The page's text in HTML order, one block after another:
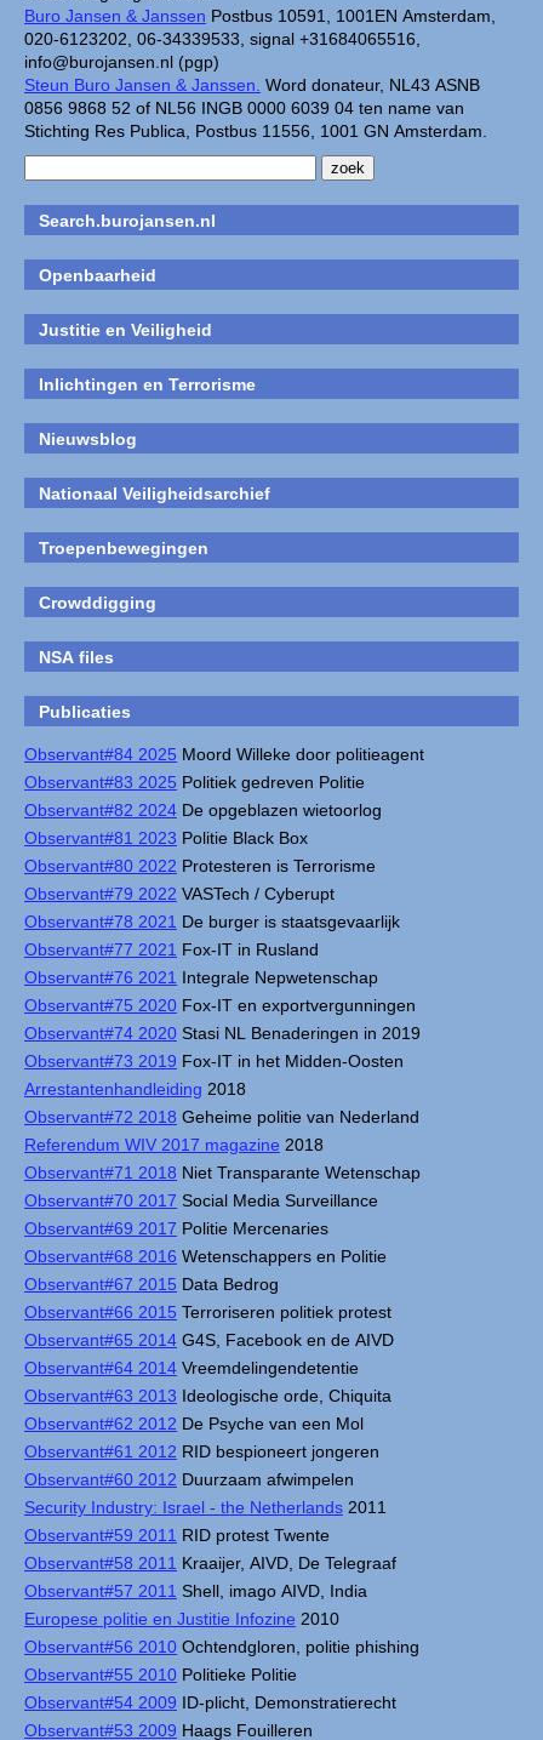
Buro Jansen & Janssen Postbus 10591, 1001EN Amsterdam,
020-6123202, 06-34339533, signal +31684065516,
info@burojansen.nl (pgp)
Steun Buro Jansen & Janssen. Word donateur, NL43 ASNB
0856 9868 52 of NL56 INGB 0000 6039 04 ten name van
Stichting Res Publica, Postbus 11556, 1001 GN Amsterdam.
Search.burojansen.nl
Openbaarheid
Justitie en Veiligheid
Inlichtingen en Terrorisme
Nieuwsblog
Nationaal Veiligheidsarchief
Troepenbewegingen
Crowddigging
NSA files
Publicaties
Observant#84 2025 Moord Willeke door politieagent
Observant#83 2025 Politiek gedreven Politie
Observant#82 2024 De opgeblazen wietoorlog
Observant#81 2023 Politie Black Box
Observant#80 2022 Protesteren is Terrorisme
Observant#79 2022 VASTech / Cyberupt
Observant#78 2021 De burger is staatsgevaarlijk
Observant#77 2021 Fox-IT in Rusland
Observant#76 2021 Integrale Nepwetenschap
Observant#75 2020 Fox-IT en exportvergunningen
Observant#74 2020 Stasi NL Benaderingen in 2019
Observant#73 2019 Fox-IT in het Midden-Oosten
Arrestantenhandleiding 2018
Observant#72 2018 Geheime politie van Nederland
Referendum WIV 2017 magazine 2018
Observant#71 2018 Niet Transparante Wetenschap
Observant#70 2017 Social Media Surveillance
Observant#69 2017 Politie Mercenaries
Observant#68 2016 Wetenschappers en Politie
Observant#67 2015 Data Bedrog
Observant#66 2015 Terroriseren politiek protest
Observant#65 2014 G4S, Facebook en de AIVD
Observant#64 2014 Vreemdelingendetentie
Observant#63 2013 Ideologische orde, Chiquita
Observant#62 2012 De Psyche van een Mol
Observant#61 2012 RID bespioneert jongeren
Observant#60 2012 Duurzaam afwimpelen
Security Industry: Israel - the Netherlands 2011
Observant#59 2011 RID protest Twente
Observant#58 2011 Kraaijer, AIVD, De Telegraaf
Observant#57 2011 Shell, imago AIVD, India
Europese politie en Justitie Infozine 2010
Observant#56 2010 Ochtendgloren, politie phishing
Observant#55 2010 Politieke Politie
Observant#54 2009 ID-plicht, Demonstratierecht
Observant#53 2009 Haags Fouilleren